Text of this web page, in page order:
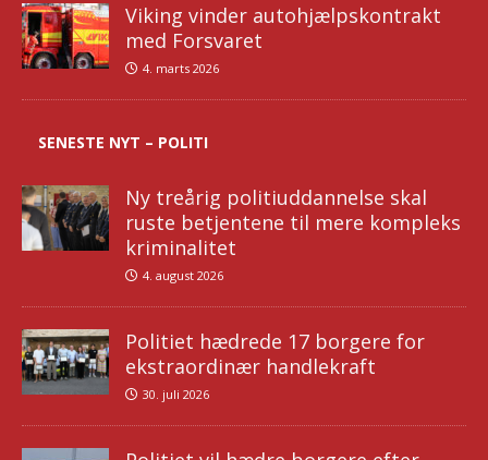
Viking vinder autohjælpskontrakt
med Forsvaret
4. marts 2026
SENESTE NYT – POLITI
Ny treårig politiuddannelse skal
ruste betjentene til mere kompleks
kriminalitet
4. august 2026
Politiet hædrede 17 borgere for
ekstraordinær handlekraft
30. juli 2026